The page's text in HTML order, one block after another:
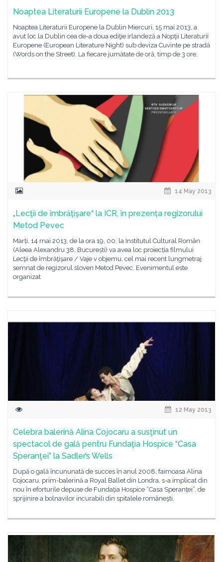
Noaptea Literaturii Europene la Dublin 2013
Noaptea Literaturii Europene la Dublin Miercuri, 15 mai 2013, a
avut loc la Dublin cea de-a doua ediţie irlandeză a Nopţii Literaturii
Europene (European Literature Night) sub deviza Cuvinte pe stradă
(Words on the Street). La fiecare jumătate de oră, timp de 3 ore,
14 May 2013
„Lecţii de îmbrăţişare“ la ICR, în prezența regizorului
Metod Pevec
Marți, 14 mai 2013, de la ora 19. 00, la Institutul Cultural Român
(Aleea Alexandru 38, București) va avea loc proiecția filmului
Lecţii de îmbrăţişare / Vaje v objemu, cel mai recent lungmetraj
semnat de regizorul sloven Metod Pevec. Evenimentul este
organizat
12 May 2013
Celebra balerină Alina Cojocaru a susţinut un
spectacol de gală pentru Fundaţia Hospice “Casa
Speranţei” la Sadler’s Wells
După o gală încununată de succes în anul 2008, faimoasa Alina
Cojocaru, prim-balerină a Royal Ballet din Londra, s-a implicat din
nou în eforturile depuse de Fundaţia Hospice “Casa Speranţei”, de
sprijinire a bolnavilor incurabili din spitalele româneşti.